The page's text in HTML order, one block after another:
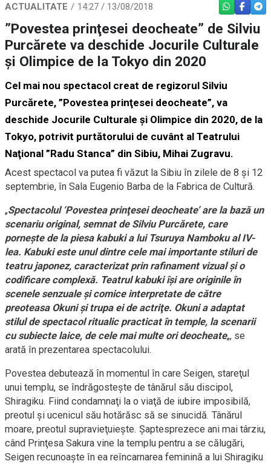
ACTUALITATE 14:27 / 13/08/2018 WHATSAPP
”Povestea prinţesei deocheate” de Silviu
Purcărete va deschide Jocurile Culturale
şi Olimpice de la Tokyo din 2020
Cel mai nou spectacol creat de regizorul Silviu
Purcărete, ”Povestea prinţesei deocheate”, va
deschide Jocurile Culturale şi Olimpice din 2020, de la
Tokyo, potrivit purtătorului de cuvânt al Teatrului
Naţional ”Radu Stanca” din Sibiu, Mihai Zugravu.
Acest spectacol va putea fi văzut la Sibiu în zilele de 8 şi 12
septembrie, în Sala Eugenio Barba de la Fabrica de Cultură.
„Spectacolul ‘Povestea prinţesei deocheate’ are la bază un
scenariu original, semnat de Silviu Purcărete, care
porneşte de la piesa kabuki a lui Tsuruya Namboku al IV-
lea. Kabuki este unul dintre cele mai importante stiluri de
teatru japonez, caracterizat prin rafinament vizual şi o
codificare complexă. Teatrul kabuki îşi are originile în
scenele senzuale şi comice interpretate de către
preoteasa Okuni şi trupa ei de actriţe. Okuni a adaptat
stilul de spectacol ritualic practicat în temple, la scenarii
cu subiecte laice, de cele mai multe ori deocheate„, se
arată în prezentarea spectacolului.
Povestea debutează în momentul în care Seigen, stareţul
unui templu, se îndrăgosteşte de tânărul său discipol,
Shiragiku. Fiind condamnaţi la o viaţă de iubire imposibilă,
preotul şi ucenicul său hotărăsc să se sinucidă. Tânărul
moare, preotul supravieţuieşte. Şaptesprezece ani mai târziu,
când Prinţesa Sakura vine la templu pentru a se călugări,
Seigen recunoaşte în ea reîncarnarea feminină a lui Shiragiku